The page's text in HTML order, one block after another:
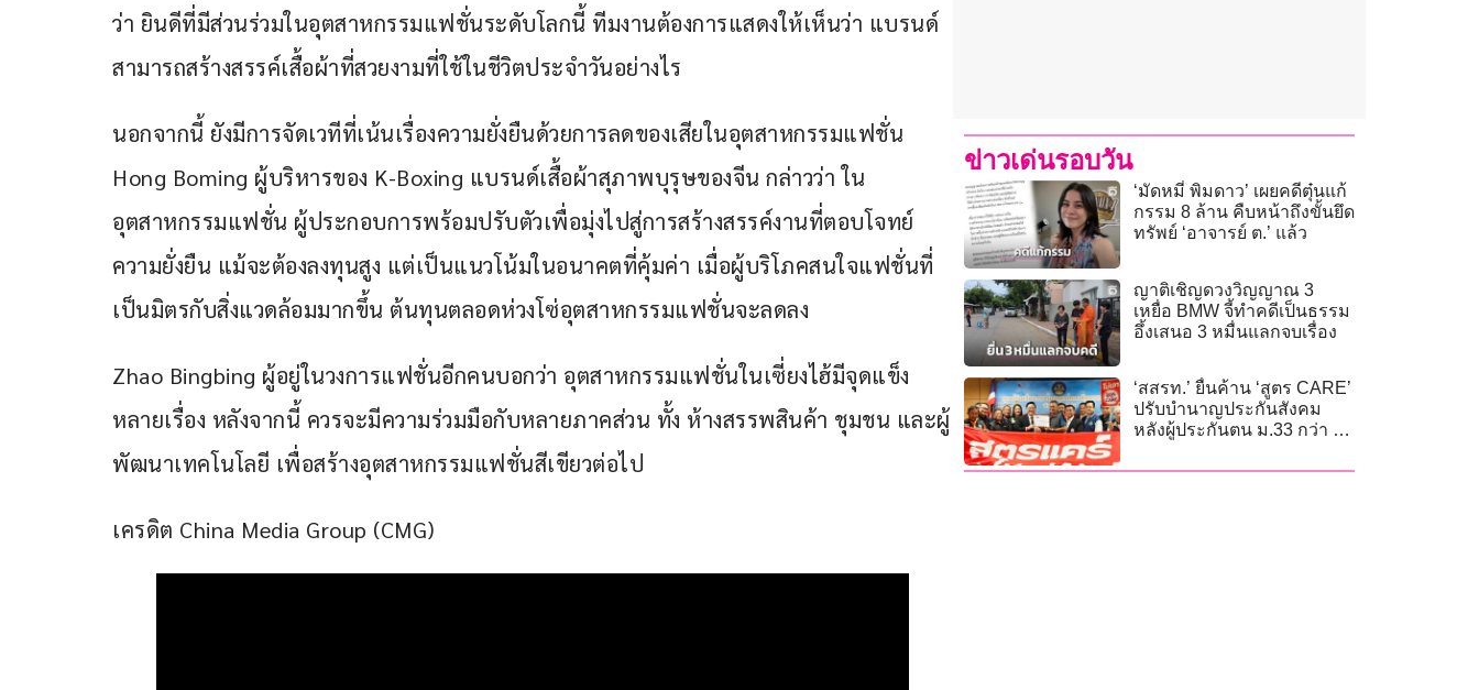
ว่า ยินดีที่มีส่วนร่วมในอุตสาหกรรมแฟชั่นระดับโลกนี้ ทีมงานต้องการแสดงให้เห็นว่า แบรนด์
สามารถสร้างสรรค์เสื้อผ้าที่สวยงามที่ใช้ในชีวิตประจําวันอย่างไร
นอกจากนี้ ยังมีการจัดเวทีที่เน้นเรื่องความยั่งยืนด้วยการลดของเสียในอุตสาหกรรมแฟชั่น
Hong Boming ผู้บริหารของ K-Boxing แบรนด์เสื้อผ้าสุภาพบุรุษของจีน กล่าวว่า ใน
อุตสาหกรรมแฟชั่น ผู้ประกอบการพร้อมปรับตัวเพื่อมุ่งไปสู่การสร้างสรรค์งานที่ตอบโจทย์
ความยั่งยืน แม้จะต้องลงทุนสูง แต่เป็นแนวโน้มในอนาคตที่คุ้มค่า เมื่อผู้บริโภคสนใจแฟชั่นที่
เป็นมิตรกับสิ่งแวดล้อมมากขึ้น ต้นทุนตลอดห่วงโซ่อุตสาหกรรมแฟชั่นจะลดลง
Zhao Bingbing ผู้อยู่ในวงการแฟชั่นอีกคนบอกว่า อุตสาหกรรมแฟชั่นในเซี่ยงไฮ้มีจุดแข็ง
หลายเรื่อง หลังจากนี้ ควรจะมีความร่วมมือกับหลายภาคส่วน ทั้ง ห้างสรรพสินค้า ชุมชน และผู้
พัฒนาเทคโนโลยี เพื่อสร้างอุตสาหกรรมแฟชั่นสีเขียวต่อไป
เครดิต China Media Group (CMG)
ข่าวเด่นรอบวัน
‘มัดหมี่ พิมดาว’ เผยคดีตุ๋นแก้
กรรม 8 ล้าน คืบหน้าถึงขั้นยึด
ทรัพย์ ‘อาจารย์ ต.’ แล้ว
ญาติเชิญดวงวิญญาณ 3
เหยื่อ BMW จี้ทำคดีเป็นธรรม
อึ้งเสนอ 3 หมื่นแลกจบเรื่อง
‘สสรท.’ ยื่นค้าน ‘สูตร CARE’
ปรับบำนาญประกันสังคม
หลังผู้ประกันตน ม.33 กว่า 12